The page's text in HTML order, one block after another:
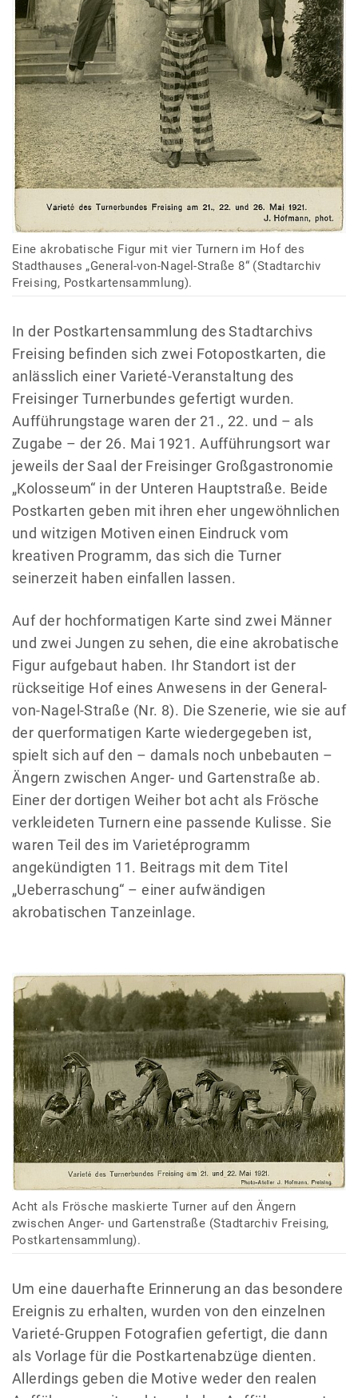
Eine akrobatische Figur mit vier Turnern im Hof des
Stadthauses „General-von-Nagel-Straße 8“ (Stadtarchiv
Freising, Postkartensammlung).
In der Postkartensammlung des Stadtarchivs
Freising befinden sich zwei Fotopostkarten, die
anlässlich einer Varieté-Veranstaltung des
Freisinger Turnerbundes gefertigt wurden.
Aufführungstage waren der 21., 22. und – als
Zugabe – der 26. Mai 1921. Aufführungsort war
jeweils der Saal der Freisinger Großgastronomie
„Kolosseum“ in der Unteren Hauptstraße. Beide
Postkarten geben mit ihren eher ungewöhnlichen
und witzigen Motiven einen Eindruck vom
kreativen Programm, das sich die Turner
seinerzeit haben einfallen lassen.
Auf der hochformatigen Karte sind zwei Männer
und zwei Jungen zu sehen, die eine akrobatische
Figur aufgebaut haben. Ihr Standort ist der
rückseitige Hof eines Anwesens in der General-
von-Nagel-Straße (Nr. 8). Die Szenerie, wie sie auf
der querformatigen Karte wiedergegeben ist,
spielt sich auf den – damals noch unbebauten –
Ängern zwischen Anger- und Gartenstraße ab.
Einer der dortigen Weiher bot acht als Frösche
verkleideten Turnern eine passende Kulisse. Sie
waren Teil des im Varietéprogramm
angekündigten 11. Beitrags mit dem Titel
„Ueberraschung“ – einer aufwändigen
akrobatischen Tanzeinlage.
Acht als Frösche maskierte Turner auf den Ängern
zwischen Anger- und Gartenstraße (Stadtarchiv Freising,
Postkartensammlung).
Um eine dauerhafte Erinnerung an das besondere
Ereignis zu erhalten, wurden von den einzelnen
Varieté-Gruppen Fotografien gefertigt, die dann
als Vorlage für die Postkartenabzüge dienten.
Allerdings geben die Motive weder den realen